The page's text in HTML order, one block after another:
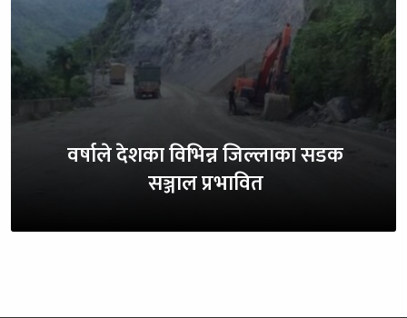
वर्षाले देशका विभिन्न जिल्लाका सडक
सञ्जाल प्रभावित